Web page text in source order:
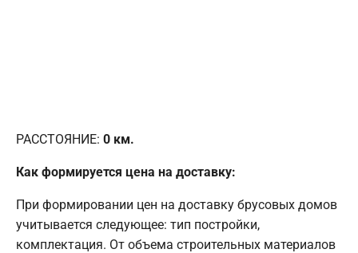
РАССТОЯНИЕ: 0 км.
Как формируется цена на доставку:
При формировании цен на доставку брусовых домов
учитывается следующее: тип постройки,
комплектация. От объема строительных материалов